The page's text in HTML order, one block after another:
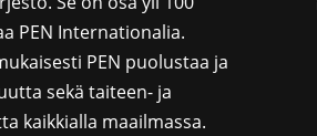
PEN Internationalia.
PEN puolustaa ja
sekä taiteen- ja
kaikkialla maailmassa.